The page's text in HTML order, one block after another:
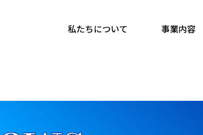
私たちについて 事業内容